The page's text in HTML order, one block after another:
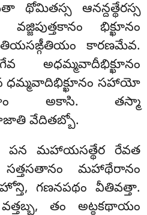
థోమితస్స ఆనన్దత్థేరస్స
భిక్ఖూనం
కారణమేవ.
అధమ్మవాదీభిక్ఖూనం
సహాయో
అకాసి. తస్మా
వేదితబ్బో.
పన మహాయసత్థేర రేవత
సత్తసతానం మహాథేరానం
గణనపథం వీతివత్తా.
తం అట్ఠకథాయం